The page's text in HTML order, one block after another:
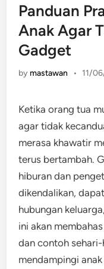
Panduan
Anak Agar
Gadget
by mastawan • 11/
Ketika orang tua
agar tidak
merasa khawatir
terus bertambah.
hiburan dan
dikendalikan,
hubungan
ini akan
dan contoh
mendampingi